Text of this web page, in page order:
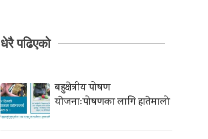
धेरै पढिएको
बहुक्षेत्रीय पोषण
याेजनाःपोषणका लागि हातेमालो